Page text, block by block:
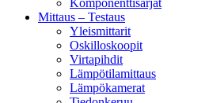
Komponenttisarjat
Mittaus – Testaus
Yleismittarit
Oskilloskoopit
Virtapihdit
Lämpötilamittaus
Lämpökamerat